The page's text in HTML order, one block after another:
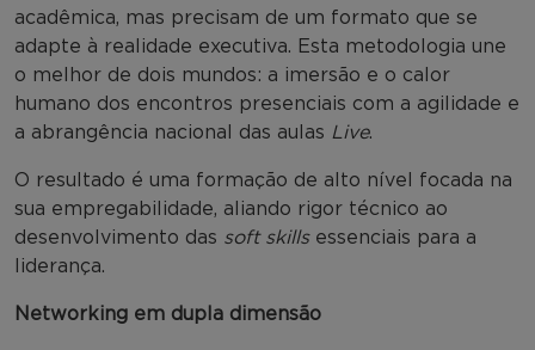
acadêmica, mas precisam de um formato que se
adapte à realidade executiva. Esta metodologia une
o melhor de dois mundos: a imersão e o calor
humano dos encontros presenciais com a agilidade e
a abrangência nacional das aulas Live.
O resultado é uma formação de alto nível focada na
sua empregabilidade, aliando rigor técnico ao
desenvolvimento das soft skillsessenciais para a
liderança.
Networking em dupla dimensão